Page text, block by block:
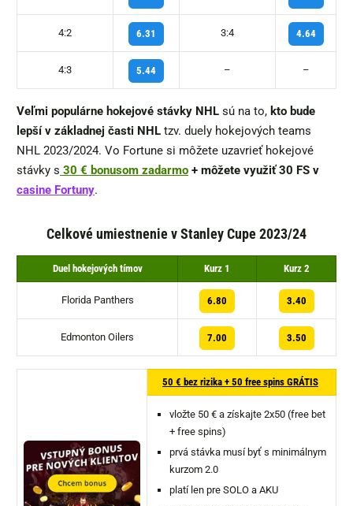
4:2 6.31 3:4 4.64
4:3 5.44 – –
Veľmi populárne hokejové stávky NHL sú na to, kto bude
lepší v základnej časti NHL tzv. duely hokejových teams
NHL 2023/2024. Vo Fortune si môžete uzavrieť hokejové
stávky s 30 € bonusom zadarmo + môžete využiť 30 FS v
casine Fortuny.
Celkové umiestnenie v Stanley Cupe 2023/24
Duel hokejových tímov Kurz 1 Kurz 2
Florida Panthers 6.80 3.40
Edmonton Oilers 7.00 3.50
50 € bez rizika + 50 free spins GRÁTIS
vložte 50 € a získajte 2x50 (free bet
+ free spins)
prvá stávka musí byť s minimálnym
kurzom 2.0
platí len pre SOLO a AKU